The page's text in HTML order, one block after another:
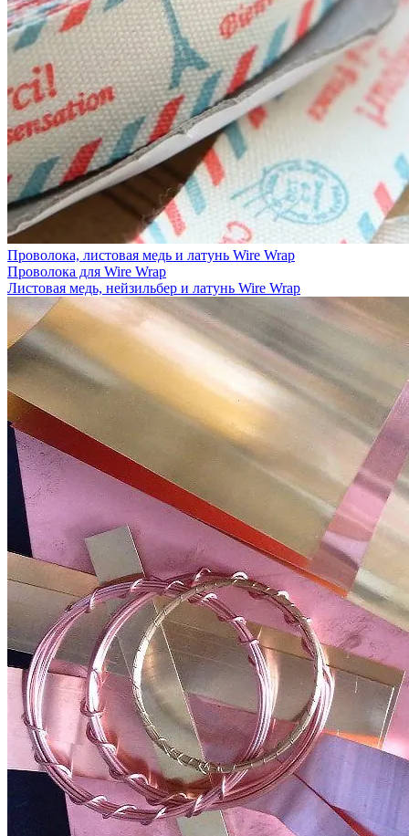
Проволока, листовая медь и латунь Wire Wrap
Проволока для Wire Wrap
Листовая медь, нейзильбер и латунь Wire Wrap